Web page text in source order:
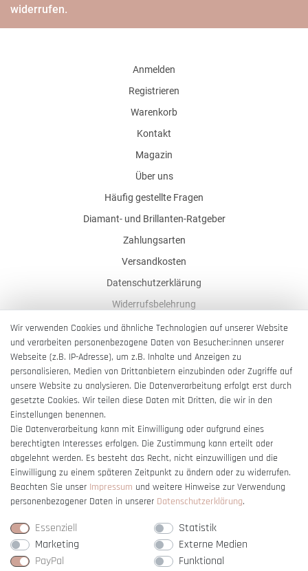
widerrufen.
Anmelden
Registrieren
Warenkorb
Kontakt
Magazin
Über uns
Häufig gestellte Fragen
Diamant- und Brillanten-Ratgeber
Zahlungsarten
Versandkosten
Datenschutzerklärung
Widerrufsbelehrung
AGB
Impressum
Barrierefreiheitserklärung
Vertrag widerrufen
Wir verwenden Cookies und ähnliche Technologien auf unserer Website
und verarbeiten personenbezogene Daten von Besucher:innen unserer
Webseite (z.B. IP-Adresse), um z.B. Inhalte und Anzeigen zu
personalisieren, Medien von Drittanbietern einzubinden oder Zugriffe auf
unsere Website zu analysieren. Die Datenverarbeitung erfolgt erst durch
gesetzte Cookies. Wir teilen diese Daten mit Dritten, die wir in den
Einstellungen benennen.
Die Datenverarbeitung kann mit Einwilligung oder aufgrund eines
berechtigten Interesses erfolgen. Die Zustimmung kann erteilt oder
abgelehnt werden. Es besteht das Recht, nicht einzuwilligen und die
Einwilligung zu einem späteren Zeitpunkt zu ändern oder zu widerrufen.
Beachten Sie unser Impressum und weitere Hinweise zur Verwendung
personenbezogener Daten in unserer Daten­schutz­erklärung.
Essenziell
Statistik
Marketing
Externe Medien
PayPal
Funktional